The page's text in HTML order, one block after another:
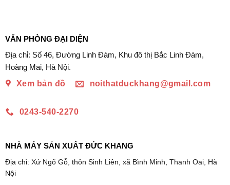
VĂN PHÒNG ĐẠI DIỆN
Địa chỉ: Số 46, Đường Linh Đàm, Khu đô thị Bắc Linh Đàm,
Hoàng Mai, Hà Nội.
Xem bản đồ
noithatduckhang@gmail.com
0243-540-2270
NHÀ MÁY SẢN XUẤT ĐỨC KHANG
Địa chỉ: Xứ Ngõ Gỗ, thôn Sinh Liên, xã Bình Minh, Thanh Oai, Hà
Nội